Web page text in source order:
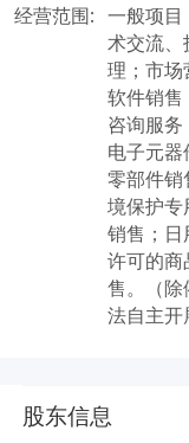
经营范围: 一般项目
术交流、
理；市场
软件销售
咨询服务
电子元器
零部件销
境保护专
销售；日
许可的商
售。（除
法自主开
股东信息